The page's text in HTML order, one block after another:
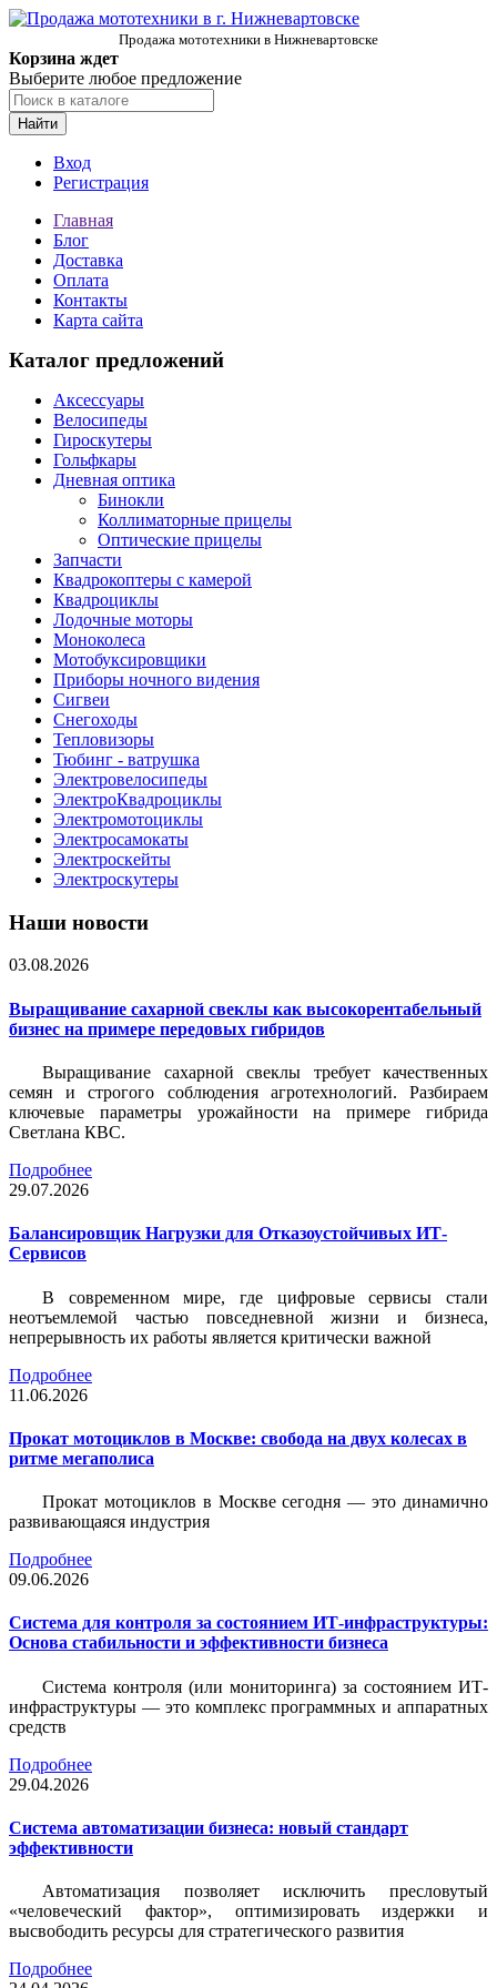
Продажа мототехники в Нижневартовске
Корзина ждет
Выберите любое предложение
Найти
Вход
Регистрация
Главная
Блог
Доставка
Оплата
Контакты
Карта сайта
Каталог предложений
Аксессуары
Велосипеды
Гироскутеры
Гольфкары
Дневная оптика
Бинокли
Коллиматорные прицелы
Оптические прицелы
Запчасти
Квадрокоптеры с камерой
Квадроциклы
Лодочные моторы
Моноколеса
Мотобуксировщики
Приборы ночного видения
Сигвеи
Снегоходы
Тепловизоры
Тюбинг - ватрушка
Электровелосипеды
ЭлектроКвадроциклы
Электромотоциклы
Электросамокаты
Электроскейты
Электроскутеры
Наши новости
03.08.2026
Выращивание сахарной свеклы как высокорентабельный
бизнес на примере передовых гибридов
Выращивание сахарной свеклы требует качественных
семян и строгого соблюдения агротехнологий. Разбираем
ключевые параметры урожайности на примере гибрида
Светлана КВС.
Подробнее
29.07.2026
Балансировщик Нагрузки для Отказоустойчивых ИТ-
Сервисов
В современном мире, где цифровые сервисы стали
неотъемлемой частью повседневной жизни и бизнеса,
непрерывность их работы является критически важной
Подробнее
11.06.2026
Прокат мотоциклов в Москве: свобода на двух колесах в
ритме мегаполиса
Прокат мотоциклов в Москве сегодня — это динамично
развивающаяся индустрия
Подробнее
09.06.2026
Система для контроля за состоянием ИТ-инфраструктуры:
Основа стабильности и эффективности бизнеса
Система контроля (или мониторинга) за состоянием ИТ-
инфраструктуры — это комплекс программных и аппаратных
средств
Подробнее
29.04.2026
Система автоматизации бизнеса: новый стандарт
эффективности
Автоматизация позволяет исключить пресловутый
«человеческий фактор», оптимизировать издержки и
высвободить ресурсы для стратегического развития
Подробнее